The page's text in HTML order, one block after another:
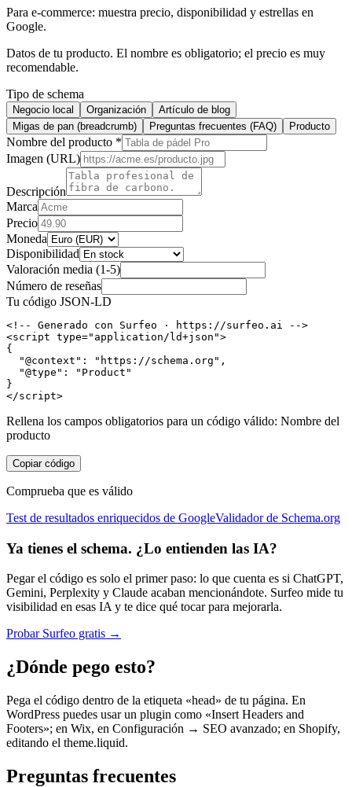
Para e-commerce: muestra precio, disponibilidad y estrellas en
Google.
Datos de tu producto. El nombre es obligatorio; el precio es muy
recomendable.
Tipo de schema
Negocio local Organización
Artículo de blog
Migas de pan (breadcrumb)
Preguntas frecuentes (FAQ) Producto
Nombre del producto *
Imagen (URL)
Descripción
Marca
Precio
Moneda
Disponibilidad
Valoración media (1-5)
Número de reseñas
Tu código JSON-LD
<!-- Generado con Surfeo · https://surfeo.ai -->
<script type="application/ld+json">
{
  "@context": "https://schema.org",
  "@type": "Product"
}
</script>
Rellena los campos obligatorios para un código válido: Nombre del
producto
Copiar código
Comprueba que es válido
Test de resultados enriquecidos de GoogleValidador de Schema.org
Ya tienes el schema. ¿Lo entienden las IA?
Pegar el código es solo el primer paso: lo que cuenta es si ChatGPT,
Gemini, Perplexity y Claude acaban mencionándote. Surfeo mide tu
visibilidad en esas IA y te dice qué tocar para mejorarla.
Probar Surfeo gratis →
¿Dónde pego esto?
Pega el código dentro de la etiqueta «head» de tu página. En
WordPress puedes usar un plugin como «Insert Headers and
Footers»; en Wix, en Configuración → SEO avanzado; en Shopify,
editando el theme.liquid.
Preguntas frecuentes